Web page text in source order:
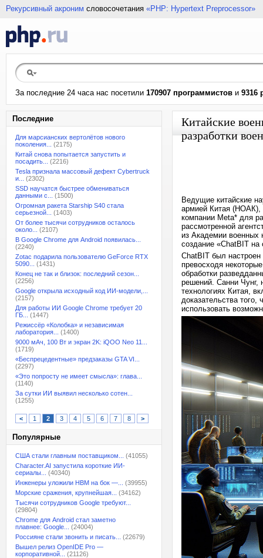
Рекурсивный акроним словосочетания «PHP: Hypertext Preprocessor»
За последние 24 часа нас посетили 170907 программистов и 9316
Последние
Для марсианских вертолётов нового
поколения...
(2175)
Китай снова попытается запустить и
посадить...
(2216)
Tesla признала массовый дефект Cybertruck
и...
(2302)
SSD научатся быстрее обмениваться
данными с...
(1500)
Огромная ракета Starship S40 стала
серьезной...
(1403)
От более тысячи сотрудников осталось
около...
(2107)
В Google Chrome для Android появилась...
(2240)
Zotac подарила пользователю GeForce RTX
5090...
(1431)
Конец не так и близок: последний сезон...
(2256)
Google открыла исходный код ИИ-модели,...
(2157)
Для работы ИИ Google Chrome требует 20
ГБ...
(1447)
Режиссёр «Колобка» и независимая
лаборатория...
(1400)
9000 мАч, 100 Вт и экран 2K: iQOO Neo 11...
(1719)
«Беспрецедентные» предзаказы GTA VI...
(2297)
«Это попросту не имеет смысла»: глава...
(1140)
За сутки ИИ выявил несколько сотен...
(1255)
< 1 2 3 4 5 6 7 8 >
Популярные
США стали главным поставщиком...
(41055)
Character.AI запустила короткие ИИ-
сериалы...
(40340)
Инженеры уложили HBM на бок —...
(39955)
Морские сражения, крупнейшая...
(34162)
Тысячи сотрудников Google требуют...
(29804)
Chrome для Android стал заметно
плавнее: Google...
(24004)
Россияне стали звонить и писать...
(22679)
Вышел релиз OpenIDE Pro —
корпоративной...
(21126)
Китайские
разработки
Ведущие китайские
армией Китая (НОАК),
компании Meta* для
рассмотренной
из Академии военных
создание «ChatBIT на
ChatBIT был
превосходя
обработки
решений. Санни Чунг,
технологиях Китая,
доказательства
использовать